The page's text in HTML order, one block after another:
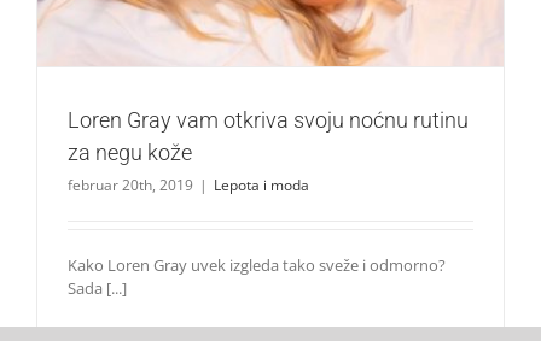
Loren Gray vam otkriva svoju noćnu rutinu
za negu kože
februar 20th, 2019 | Lepota i moda
Kako Loren Gray uvek izgleda tako sveže i odmorno?
Sada [...]